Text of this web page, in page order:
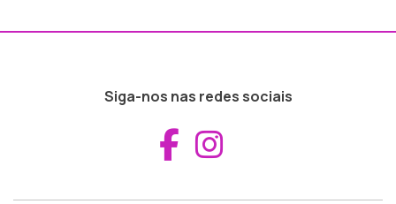
Siga-nos nas redes sociais
Aceder ao